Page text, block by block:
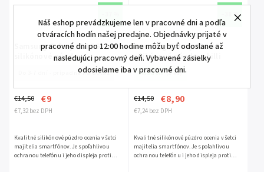
Náš eshop prevádzkujeme len v pracovné dni a podľa
otváracích hodín našej predajne. Objednávky prijaté v
pracovné dni po 12:00 hodine môžu byť odoslané až
nasledujúci pracovný deň. Vybavené zásielky
odosielame iba v pracovné dni.
Samsung Galaxy A36 5G
silikónové púzdro
Do 3-7 dní - prípadne na dotaz
€7,32 bez DPH
€14,50 €9
Kvalitné silikónové púzdro ocenia všetci
majitelia smartfónov. Je spoľahlivou
ochranou telefónu i jeho displeja proti
–38 %
Samsung Galaxy A36 5G
silikónové púzdro chilli
Skladom (1 ks)
€7,24 bez DPH
€14,50 €8,90
Kvalitné silikónové púzdro ocenia všetci
majitelia smartfónov. Je spoľahlivou
ochranou telefónu i jeho displeja proti